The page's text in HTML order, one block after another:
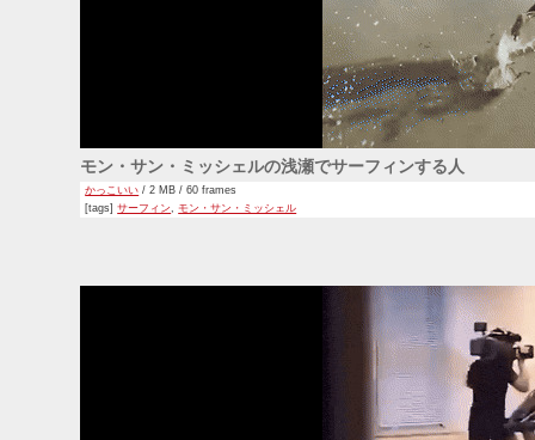
モン・サン・ミッシェルの浅瀬でサーフィンする人
かっこいい / 2 MB / 60 frames
[tags]サーフィン ,モン・サン・ミッシェル